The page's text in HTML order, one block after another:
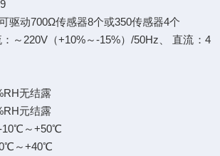
驱动700Ω传感器8个或350传感器4个
：～220V（+10%～-15%）/50Hz、 直流：4
无结露
元结露
-10℃～+50℃
0℃～+40℃